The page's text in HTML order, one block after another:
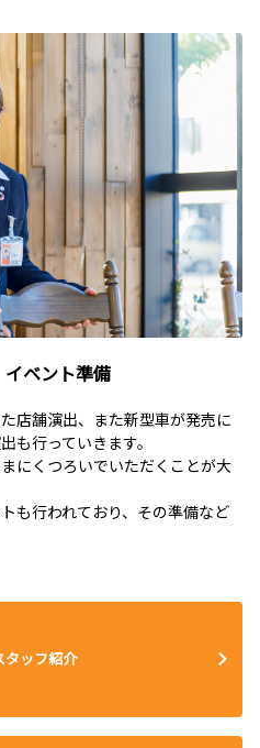
ベント準備
店舗演出、また新型車が発売に
も行っていきます。
にくつろいでいただくことが大
も行われており、その準備など
タッフ紹介